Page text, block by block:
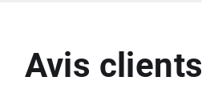
Avis clients